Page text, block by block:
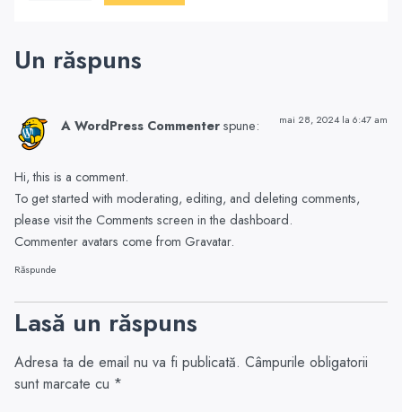
Un răspuns
A WordPress Commenter spune: mai 28, 2024 la 6:47 am
Hi, this is a comment.
To get started with moderating, editing, and deleting comments,
please visit the Comments screen in the dashboard.
Commenter avatars come from Gravatar.
Răspunde
Lasă un răspuns
Adresa ta de email nu va fi publicată. Câmpurile obligatorii
sunt marcate cu *